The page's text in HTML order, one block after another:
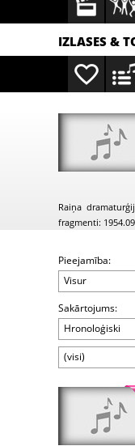
IZLASES &
Raiņa
fragmenti:
Pieejamība:
Visur
Sakārtojums:
Hronoloģiski
(visi)